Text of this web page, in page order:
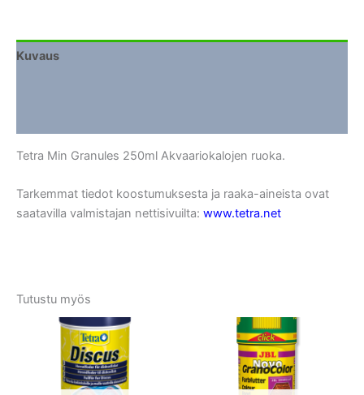
Kuvaus
Tetra Min Granules 250ml Akvaariokalojen ruoka.
Tarkemmat tiedot koostumuksesta ja raaka-aineista ovat
saatavilla valmistajan nettisivuilta: www.tetra.net
Tutustu myös